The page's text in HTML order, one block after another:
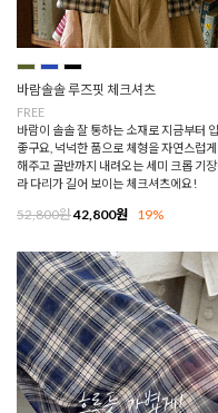
바람솔솔 루즈핏 체크셔츠
FREE
바람이 솔솔 잘 통하는 소재로 지금부터
좋구요, 넉넉한 품으로 체형을 자연스럽
해주고 골반까지 내려오는 세미 크롭 기
라 다리가 길어 보이는 체크셔츠에요!
52,800원42,800원 19%